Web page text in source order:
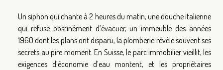
Un siphon qui chante à 2 heures du matin, une douche italienne
qui refuse obstinément d’évacuer, un immeuble des années
1960 dont les plans ont disparu, la plomberie révèle souvent ses
secrets au pire moment. En Suisse, le parc immobilier vieillit, les
exigences d’économie d’eau montent, et les propriétaires